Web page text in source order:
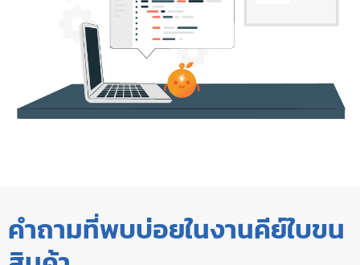
คำถามที่พบบ่อยในงานคีย์ใบขน